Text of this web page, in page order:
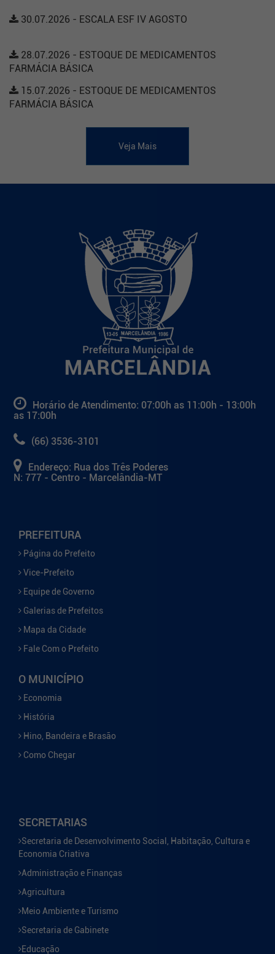
30.07.2026 - ESCALA ESF IV AGOSTO
28.07.2026 - ESTOQUE DE MEDICAMENTOS
FARMÁCIA BÁSICA
15.07.2026 - ESTOQUE DE MEDICAMENTOS
FARMÁCIA BÁSICA
Veja Mais
Horário de Atendimento: 07:00h as 11:00h - 13:00h
as 17:00h
(66) 3536-3101
Endereço: Rua dos Três Poderes
N: 777 - Centro - Marcelândia-MT
PREFEITURA
Página do Prefeito
Vice-Prefeito
Equipe de Governo
Galerias de Prefeitos
Mapa da Cidade
Fale Com o Prefeito
O MUNICÍPIO
Economia
História
Hino, Bandeira e Brasão
Como Chegar
SECRETARIAS
Secretaria de Desenvolvimento Social, Habitação, Cultura e
Economia Criativa
Administração e Finanças
Agricultura
Meio Ambiente e Turismo
Secretaria de Gabinete
Educação